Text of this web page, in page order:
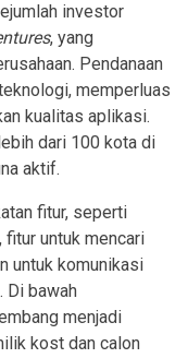
investor
, yang
Pendanaan
memperluas
kualitas aplikasi.
dari 100 kota di
aktif.
fitur, seperti
untuk mencari
untuk komunikasi
Di bawah
menjadi
kost dan calon